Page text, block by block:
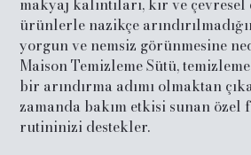
makyaj kalıntıları, kir ve
ürünlerle nazikçe
yorgun ve nemsiz görünmesine
Maison Temizleme Sütü,
bir arındırma adımı olmaktan
zamanda bakım etkisi sunan
rutininizi destekler.